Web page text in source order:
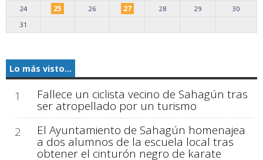
24
25 26 27 28 29
30
31
Lo más visto...
1 Fallece un ciclista vecino de Sahagún tras
ser atropellado por un turismo
2
El Ayuntamiento de Sahagún homenajea
a dos alumnos de la escuela local tras
obtener el cinturón negro de karate